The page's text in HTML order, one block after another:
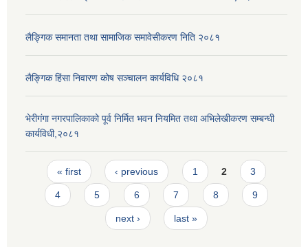
लैङ्गिक समानता तथा सामाजिक समावेसीकरण निति २०८१
लैङ्गिक हिंसा निवारण कोष सञ्चालन कार्यविधि २०८१
भेरीगंगा नगरपालिकाको पूर्व निर्मित भवन नियमित तथा अभिलेखीकरण सम्बन्धी
कार्यविधी,२०८१
Pages
« first ‹ previous 1 2 3
4 5 6 7 8 9
next › last »